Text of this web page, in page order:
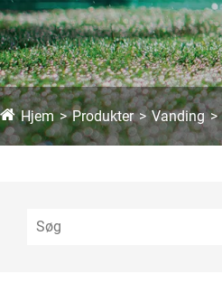
Hjem Produkter Vanding